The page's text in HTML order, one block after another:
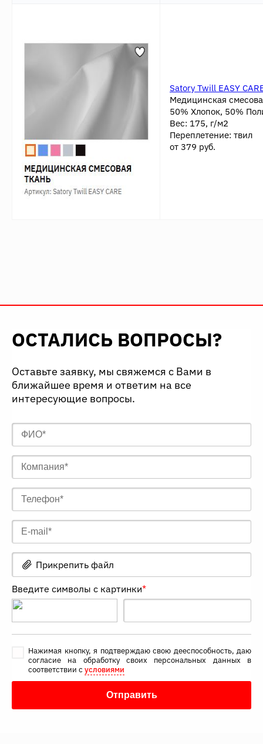
Satory Twill EASY
Медицинская
50% Хлопок, 50%
Вес: 175, г/м2
Переплетение: твил
от 379 руб.
ОСТАЛИСЬ ВОПРОСЫ?
Оставьте заявку, мы свяжемся с Вами в
ближайшее время и ответим на все
интересующие вопросы.
Прикрепить файл
Введите символы с картинки*
Нажимая кнопку, я подтверждаю свою дееспособность, даю
согласие на обработку своих персональных данных в
соответствии с условиями